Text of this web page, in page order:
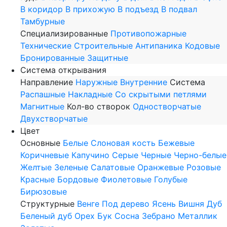
В коридор В прихожую В подъезд В подвал
Тамбурные
Специализированные Противопожарные
Технические Строительные Антипаника Кодовые
Бронированные Защитные
Система открывания
Направление Наружные Внутренние Система
Распашные Накладные Со скрытыми петлями
Магнитные Кол-во створок Одностворчатые
Двухстворчатые
Цвет
Основные Белые Слоновая кость Бежевые
Коричневые Капучино Серые Черные Черно-белые
Желтые Зеленые Салатовые Оранжевые Розовые
Красные Бордовые Фиолетовые Голубые
Бирюзовые
Структурные Венге Под дерево Ясень Вишня Дуб
Беленый дуб Орех Бук Сосна Зебрано Металлик